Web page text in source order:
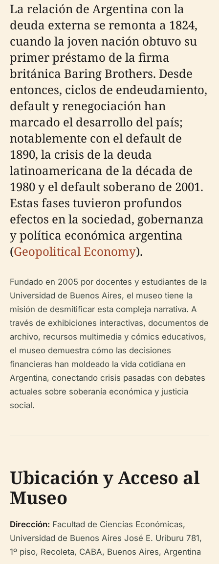
La relación de Argentina con la
deuda externa se remonta a 1824,
cuando la joven nación obtuvo su
primer préstamo de la firma
británica Baring Brothers. Desde
entonces, ciclos de endeudamiento,
default y renegociación han
marcado el desarrollo del país;
notablemente con el default de
1890, la crisis de la deuda
latinoamericana de la década de
1980 y el default soberano de 2001.
Estas fases tuvieron profundos
efectos en la sociedad, gobernanza
y política económica argentina
(Geopolitical Economy).
Fundado en 2005 por docentes y estudiantes de la
Universidad de Buenos Aires, el museo tiene la
misión de desmitificar esta compleja narrativa. A
través de exhibiciones interactivas, documentos de
archivo, recursos multimedia y cómics educativos,
el museo demuestra cómo las decisiones
financieras han moldeado la vida cotidiana en
Argentina, conectando crisis pasadas con debates
actuales sobre soberanía económica y justicia
social.
Ubicación y Acceso al
Museo
Dirección: Facultad de Ciencias Económicas,
Universidad de Buenos Aires José E. Uriburu 781,
1º piso, Recoleta, CABA, Buenos Aires, Argentina